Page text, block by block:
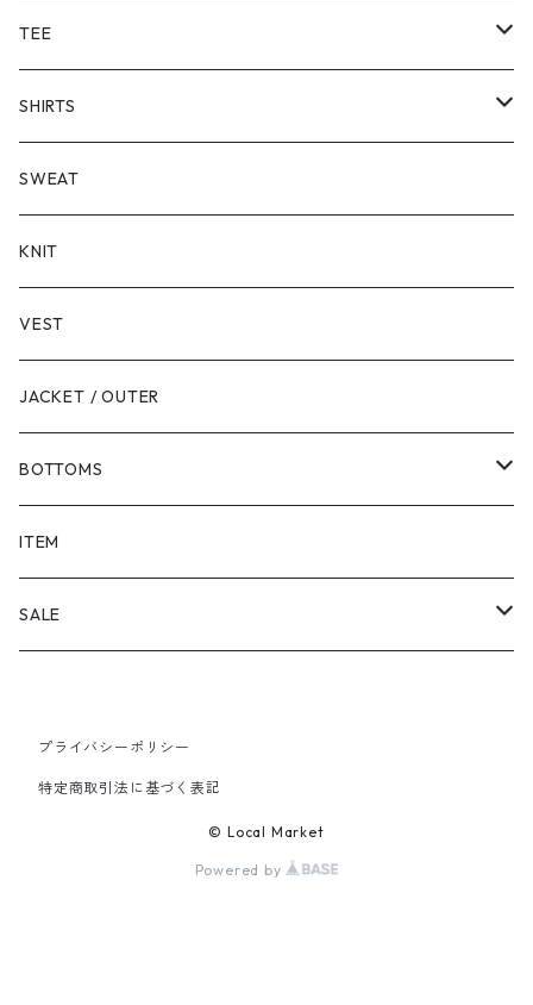
TEE
SHORT SLEEVE
LONG SLEEVE
SHIRTS
SHORT SLEEVE
LONG SLEEVE
SWEAT
KNIT
VEST
JACKET / OUTER
BOTTOMS
SHORTS
PANTS
ITEM
SALE
PANTS
プライバシーポリシー
特定商取引法に基づく表記
© Local Market
Powered by